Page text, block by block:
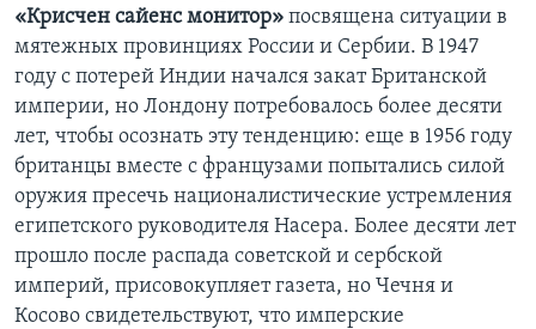
«Крисчен сайенс монитор» посвящена ситуации в
мятежных провинциях России и Сербии. В 1947
году с потерей Индии начался закат Британской
империи, но Лондону потребовалось более десяти
лет, чтобы осознать эту тенденцию: еще в 1956 году
британцы вместе с французами попытались силой
оружия пресечь националистические устремления
египетского руководителя Насера. Более десяти лет
прошло после распада советской и сербской
империй, присовокупляет газета, но Чечня и
Косово свидетельствуют, что имперские